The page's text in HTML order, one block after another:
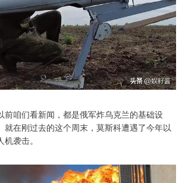
前咱们看新闻，都是俄军炸乌克兰的基础设
就在刚过去的这个周末，莫斯科遭遇了今年以
袭击。